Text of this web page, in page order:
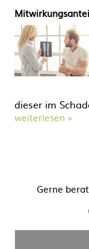
dieser im
weiterlesen »
Gerne